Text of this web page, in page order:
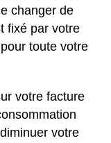
changer de
fixé par votre
toute votre
votre facture
votre